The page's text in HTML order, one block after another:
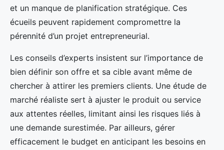
et un manque de planification stratégique. Ces
écueils peuvent rapidement compromettre la
pérennité d’un projet entrepreneurial.
Les conseils d’experts insistent sur l’importance de
bien définir son offre et sa cible avant même de
chercher à attirer les premiers clients. Une étude de
marché réaliste sert à ajuster le produit ou service
aux attentes réelles, limitant ainsi les risques liés à
une demande surestimée. Par ailleurs, gérer
efficacement le budget en anticipant les besoins en